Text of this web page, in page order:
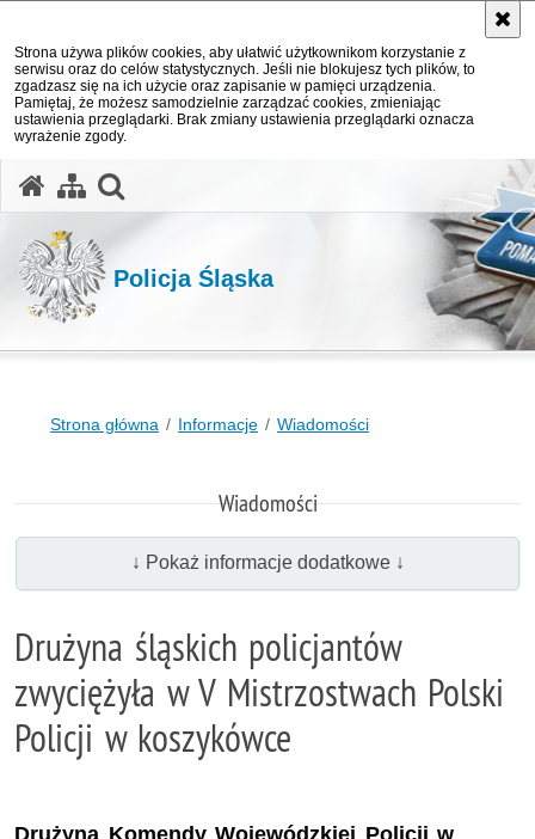
Strona używa plików cookies, aby ułatwić użytkownikom korzystanie z
serwisu oraz do celów statystycznych. Jeśli nie blokujesz tych plików, to
zgadzasz się na ich użycie oraz zapisanie w pamięci urządzenia.
Pamiętaj, że możesz samodzielnie zarządzać cookies, zmieniając
ustawienia przeglądarki. Brak zmiany ustawienia przeglądarki oznacza
wyrażenie zgody.
Policja Śląska
Strona główna Informacje Wiadomości
Wiadomości
↓ Pokaż informacje dodatkowe ↓
Drużyna śląskich policjantów
zwyciężyła w V Mistrzostwach Polski
Policji w koszykówce
Drużyna Komendy Wojewódzkiej Policji w